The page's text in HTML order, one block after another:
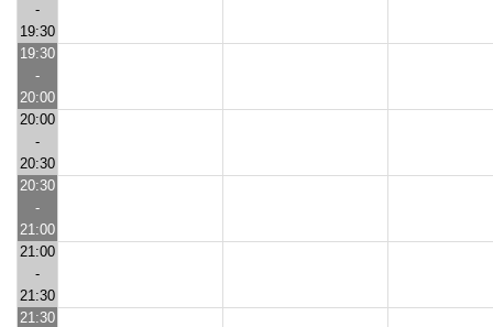
-
19:30
19:30
-
20:00
20:00
-
20:30
20:30
-
21:00
21:00
-
21:30
21:30